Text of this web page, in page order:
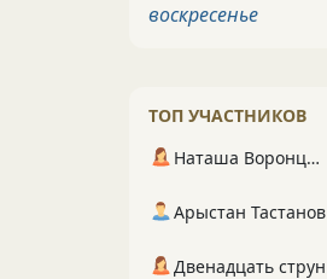
воскресенье
ТОП УЧАСТНИКОВ
Наташа Воронцова
Арыстан Тастанов
Двенадцать струн